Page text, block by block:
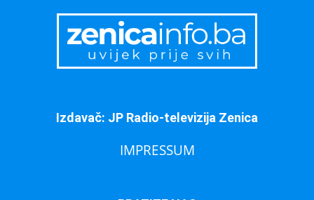
Izdavač: JP Radio-televizija Zenica
IMPRESSUM